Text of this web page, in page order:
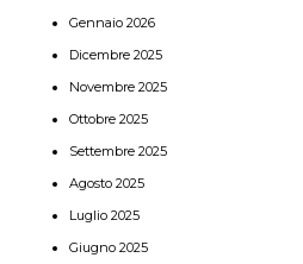
Gennaio 2026
Dicembre 2025
Novembre 2025
Ottobre 2025
Settembre 2025
Agosto 2025
Luglio 2025
Giugno 2025